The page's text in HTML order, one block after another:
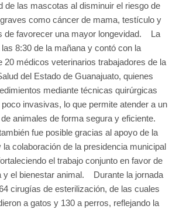
de las mascotas al disminuir el riesgo de
como cáncer de mama, testículo y
de favorecer una mayor longevidad. La
8:30 de la mañana y contó con la
20 médicos veterinarios trabajadores de la
del Estado de Guanajuato, quienes
mediante técnicas quirúrgicas
invasivas, lo que permite atender a un
animales de forma segura y eficiente.
fue posible gracias al apoyo de la
colaboración de la presidencia municipal
el trabajo conjunto en favor de
y el bienestar animal. Durante la jornada
cirugías de esterilización, de las cuales
a gatos y 130 a perros, reflejando la